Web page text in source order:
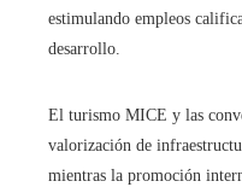
estimulando empleos
desarrollo.
El turismo MICE y las
valorización de
mientras la promoción